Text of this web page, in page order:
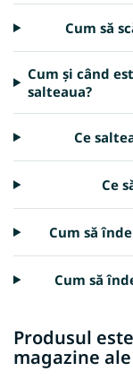
Cum să
Cum și când
salteaua?
Ce
Ce
Cum să
Cum să
Produsul
magazine